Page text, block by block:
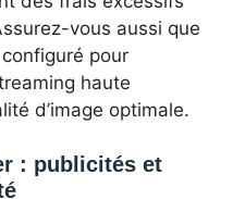
vous aussi que
pour
haute
d’image optimale.
: publicités et